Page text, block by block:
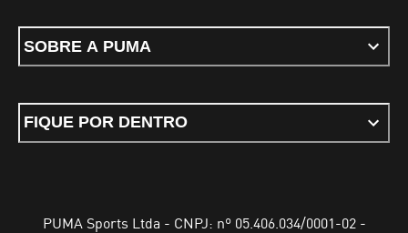
SOBRE A PUMA
FIQUE POR DENTRO
PUMA Sports Ltda - CNPJ: nº 05.406.034/0001-02 -